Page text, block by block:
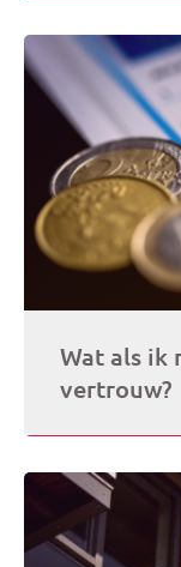
Wat als ik
vertrouw?